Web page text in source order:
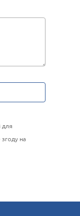
для
згоду на